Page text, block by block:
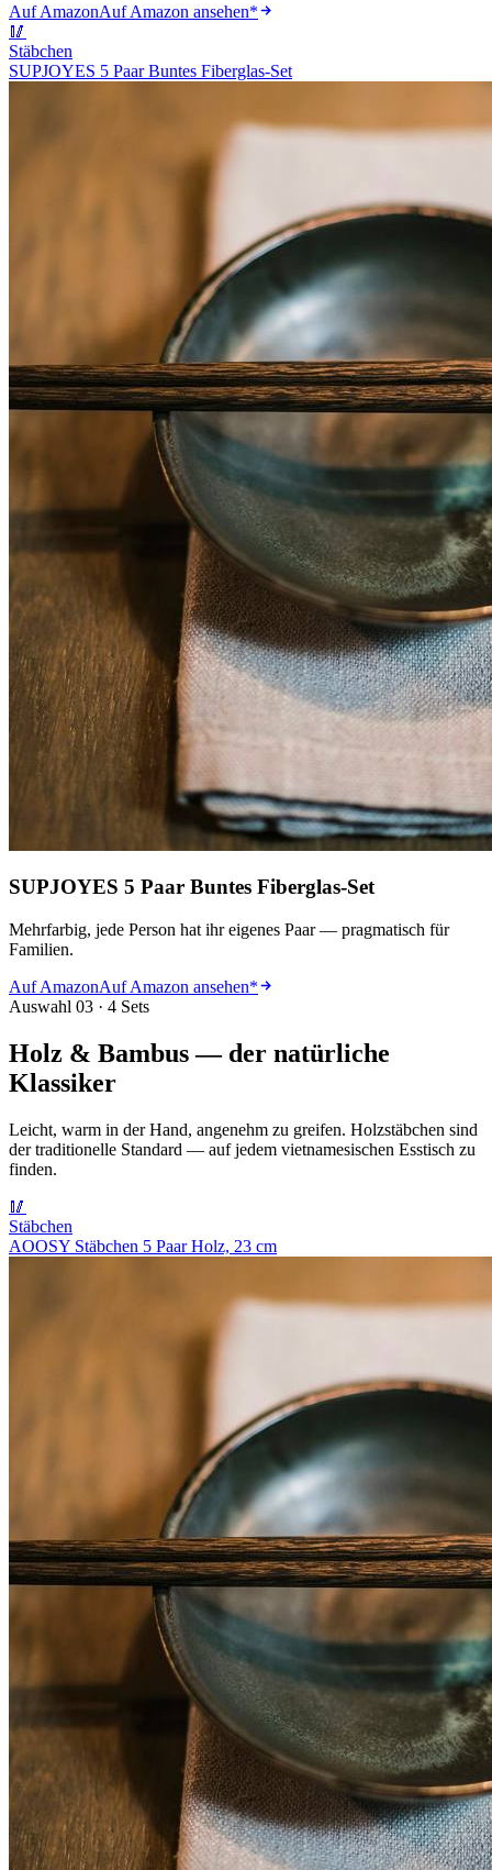
Auf AmazonAuf Amazon ansehen*
🥢
Stäbchen
SUPJOYES 5 Paar Buntes Fiberglas-Set
SUPJOYES 5 Paar Buntes Fiberglas-Set
Mehrfarbig, jede Person hat ihr eigenes Paar — pragmatisch für
Familien.
Auf AmazonAuf Amazon ansehen*
Auswahl 03 · 4 Sets
Holz & Bambus — der natürliche
Klassiker
Leicht, warm in der Hand, angenehm zu greifen. Holzstäbchen sind
der traditionelle Standard — auf jedem vietnamesischen Esstisch zu
finden.
🥢
Stäbchen
AOOSY Stäbchen 5 Paar Holz, 23 cm